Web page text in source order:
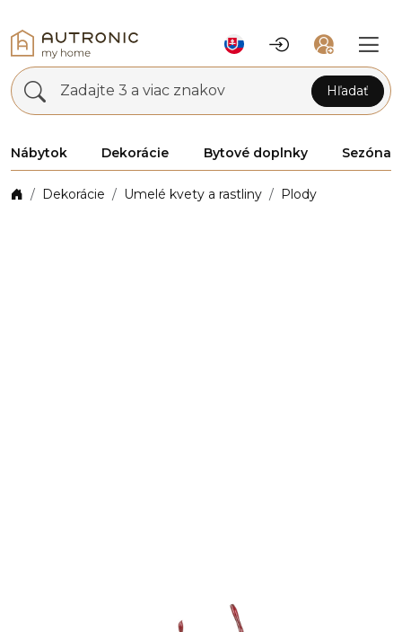
Zadajte 3 a viac znakov Hľadať
Nábytok Dekorácie Bytové doplnky Sezóna
Dekorácie Umelé kvety a rastliny Plody